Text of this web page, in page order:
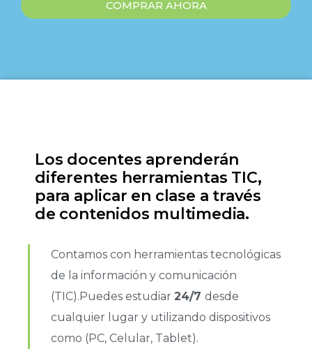
COMPRAR AHORA
Los docentes aprenderán
diferentes herramientas TIC,
para aplicar en clase a través
de contenidos multimedia.
Contamos con herramientas tecnológicas
de la información y comunicación
(TIC).Puedes estudiar 24/7 desde
cualquier lugar y utilizando dispositivos
como (PC, Celular, Tablet).